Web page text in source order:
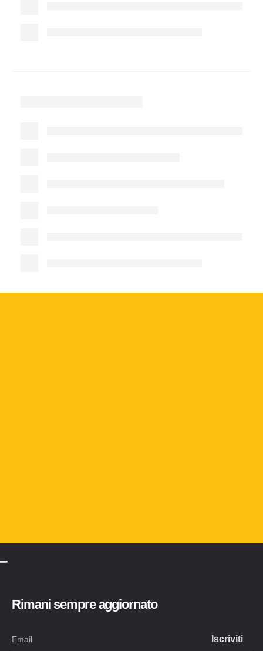
Rimani sempre aggiornato